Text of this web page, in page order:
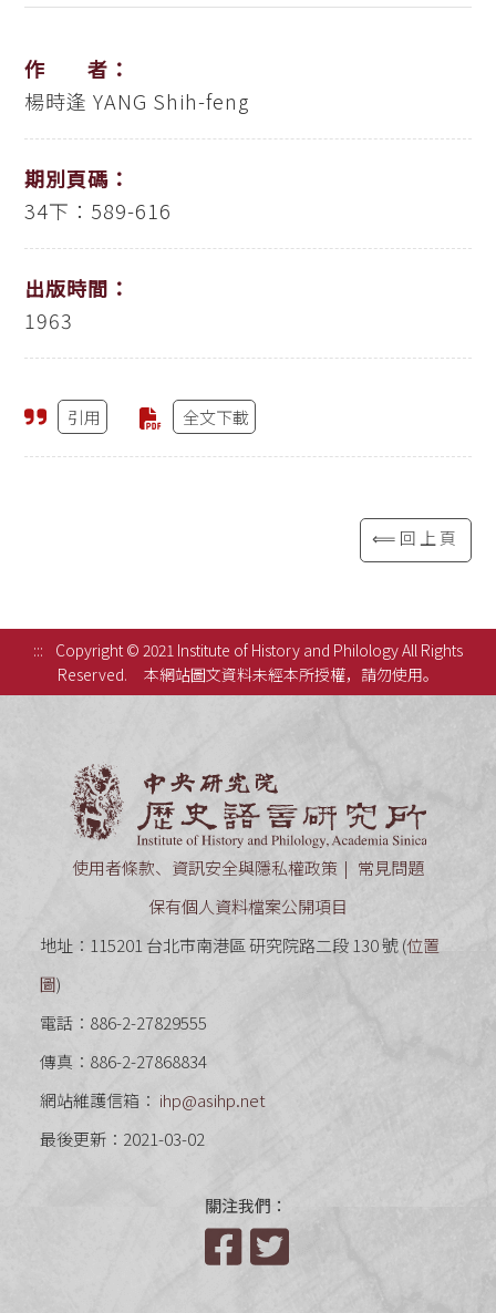
作 者：
楊時逢 YANG Shih-feng
期別頁碼：
34下：589-616
出版時間：
1963
引用 全文下載
⟸回上頁
:::
Copyright © 2021 Institute of History and Philology All Rights
Reserved.
本網站圖文資料未經本所授權，請勿使用。
使用者條款、資訊安全與隱私權政策
常見問題
保有個人資料檔案公開項目
地址：115201 台北市南港區 研究院路二段 130 號 (位置
圖)
電話：886-2-27829555
傳真：886-2-27868834
網站維護信箱： ihp@asihp.net
最後更新：2021-03-02
關注我們：
Facebook